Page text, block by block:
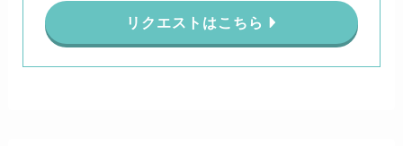
リクエストはこちら